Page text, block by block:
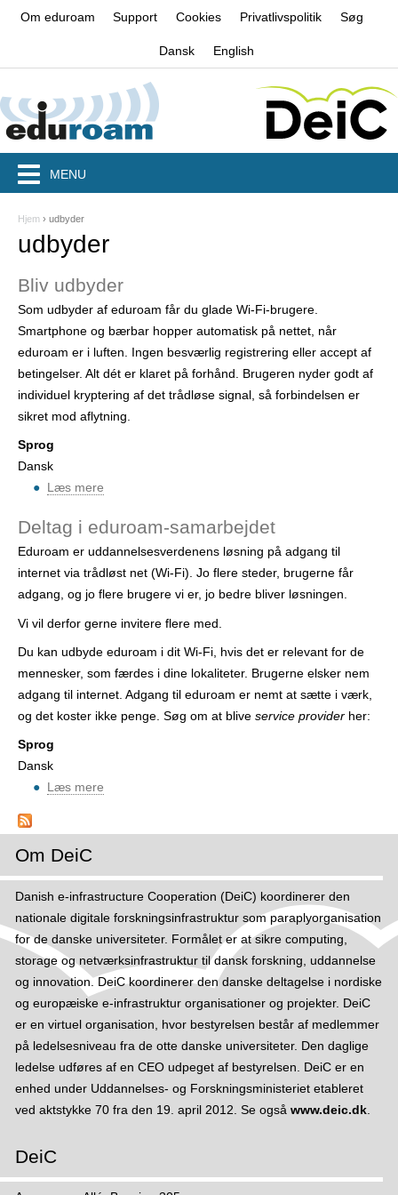
Jump to navigation
Om eduroam Support Cookies Privatlivspolitik Søg
Dansk English
D
u
e
r
h
e
Hjem › udbyder
udbyder
Bliv udbyder
Som udbyder af eduroam får du glade Wi-Fi-brugere.
Smartphone og bærbar hopper automatisk på nettet, når
eduroam er i luften. Ingen besværlig registrering eller accept af
betingelser. Alt dét er klaret på forhånd. Brugeren nyder godt af
individuel kryptering af det trådløse signal, så forbindelsen er
sikret mod aflytning.
Sprog
Dansk
Læs mere
o
B
l
i
v
b
y
d
e
Deltag i eduroam-samarbejdet
Eduroam er uddannelsesverdenens løsning på adgang til
internet via trådløst net (Wi-Fi). Jo flere steder, brugerne får
adgang, og jo flere brugere vi er, jo bedre bliver løsningen.
Vi vil derfor gerne invitere flere med.
Du kan udbyde eduroam i dit Wi-Fi, hvis det er relevant for de
mennesker, som færdes i dine lokaliteter. Brugerne elsker nem
adgang til internet. Adgang til eduroam er nemt at sætte i værk,
og det koster ikke penge. Søg om at blive service provider her:
Sprog
Dansk
Læs mere
o
l
t
a
g
i
e
d
u
r
o
a
m
MENU
Om DeiC
Danish e-infrastructure Cooperation (DeiC) koordinerer den
nationale digitale forskningsinfrastruktur som paraplyorganisation
for de danske universiteter. Formålet er at sikre computing,
storage og netværksinfrastruktur til dansk forskning, uddannelse
og innovation. DeiC koordinerer den danske deltagelse i nordiske
og europæiske e-infrastruktur organisationer og projekter. DeiC
er en virtuel organisation, hvor bestyrelsen består af medlemmer
på ledelsesniveau fra de otte danske universiteter. Den daglige
ledelse udføres af en CEO udpeget af bestyrelsen. DeiC er en
enhed under Uddannelses- og Forskningsministeriet etableret
ved aktstykke 70 fra den 19. april 2012. Se også www.deic.dk.
DeiC